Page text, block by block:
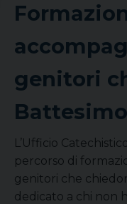
genitori
Battesimo
L’Ufficio
percorso di
genitori che
dedicato a chi non